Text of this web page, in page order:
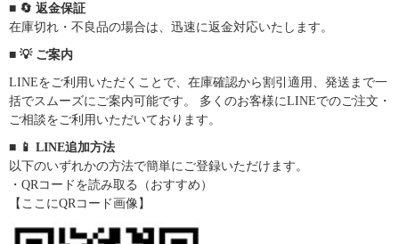
■ 🔄 返金保証
在庫切れ・不良品の場合は、迅速に返金対応いたします。
■ 💡 ご案内
LINEをご利用いただくことで、在庫確認から割引適用、発送まで一
括でスムーズにご案内可能です。 多くのお客様にLINEでのご注文・
ご相談をご利用いただいております。
■ 📱 LINE追加方法
以下のいずれかの方法で簡単にご登録いただけます。
・QRコードを読み取る（おすすめ）
【ここにQRコード画像】